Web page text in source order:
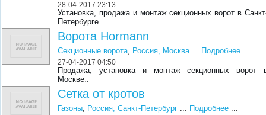
28-04-2017 23:13
Установка, продажа и монтаж секционных ворот в
Петербурге..
Ворота Hormann
Секционные ворота, Россия, Москва... Подробнее ...
27-04-2017 04:50
Продажа, установка и монтаж секционных ворот
Москве..
Сетка от кротов
Газоны, Россия, Санкт-Петербург ... Подробнее ...